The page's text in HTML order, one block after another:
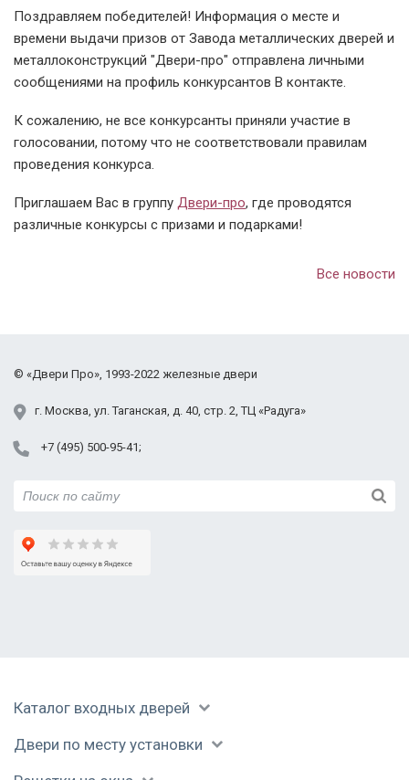
Поздравляем победителей! Информация о месте и
времени выдачи призов от Завода металлических дверей и
металлоконструкций "Двери-про" отправлена личными
сообщениями на профиль конкурсантов В контакте.
К сожалению, не все конкурсанты приняли участие в
голосовании, потому что не соответствовали правилам
проведения конкурса.
Приглашаем Вас в группу Двери-про, где проводятся
различные конкурсы с призами и подарками!
Все новости
г. Москва, ул. Таганская, д. 40, стр. 2, ТЦ «Радуга»
+7 (495) 500-95-41
© «Двери Про», 1993-2022 железные двери
Каталог входных дверей
Двери по месту установки